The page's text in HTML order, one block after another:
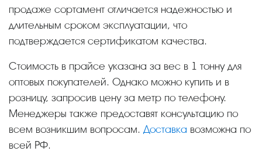
продаже сортамент отличается надежностью и
длительным сроком эксплуатации, что
подтверждается сертификатом качества.
Стоимость в прайсе указана за вес в 1 тонну для
оптовых покупателей. Однако можно купить и в
розницу, запросив цену за метр по телефону.
Менеджеры также предоставят консультацию по
всем возникшим вопросам. Доставка возможна по
всей РФ.